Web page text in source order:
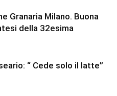
Granaria Milano. Buona
della 32esima
“ Cede solo il latte”